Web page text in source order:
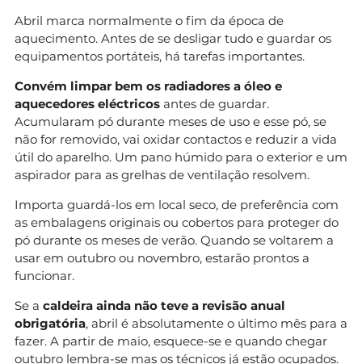
Abril marca normalmente o fim da época de
aquecimento. Antes de se desligar tudo e guardar os
equipamentos portáteis, há tarefas importantes.
Convém limpar bem os radiadores a óleo e
aquecedores eléctricos antes de guardar.
Acumularam pó durante meses de uso e esse pó, se
não for removido, vai oxidar contactos e reduzir a vida
útil do aparelho. Um pano húmido para o exterior e um
aspirador para as grelhas de ventilação resolvem.
Importa guardá-los em local seco, de preferência com
as embalagens originais ou cobertos para proteger do
pó durante os meses de verão. Quando se voltarem a
usar em outubro ou novembro, estarão prontos a
funcionar.
Se a caldeira ainda não teve a revisão anual
obrigatória, abril é absolutamente o último mês para a
fazer. A partir de maio, esquece-se e quando chegar
outubro lembra-se mas os técnicos já estão ocupados.